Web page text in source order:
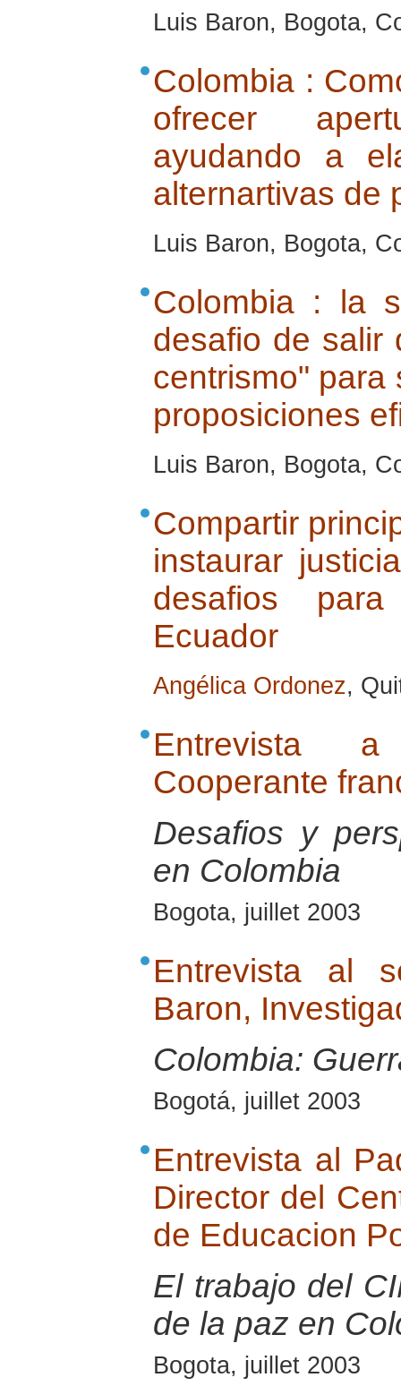
Luis Baron, Bogota,
Colombia :
ofrecer
ayudando a
alternartivas de
Luis Baron, Bogota,
Colombia : la
desafio de salir
centrismo" para
proposiciones
Luis Baron, Bogota,
Compartir
instaurar
desafios
Ecuador
Angélica Ordonez,
Entrevista
Cooperante
Desafios y
en Colombia
Bogota, juillet 2003
Entrevista al
Baron,
Colombia:
Bogotá, juillet 2003
Entrevista al
Director del
de Educacion
El trabajo del
de la paz en
Bogota, juillet 2003